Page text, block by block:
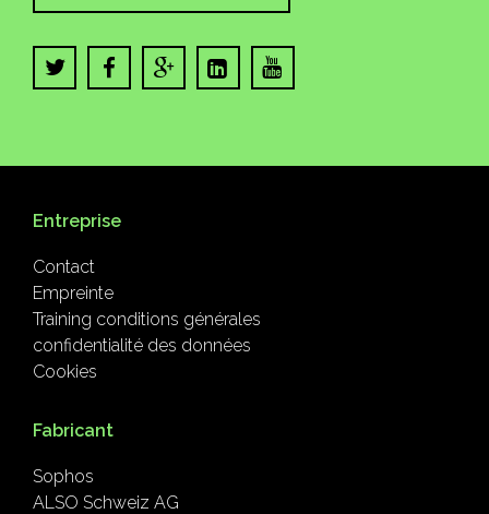
Entreprise
Contact
Empreinte
Training conditions générales
confidentialité des données
Cookies
Fabricant
Sophos
ALSO Schweiz AG